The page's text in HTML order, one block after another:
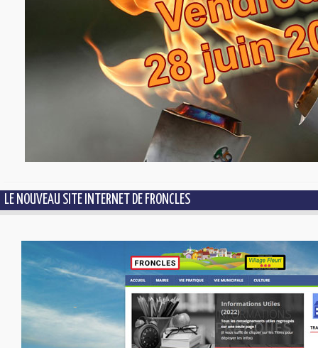
LE NOUVEAU SITE INTERNET DE FRONCLES